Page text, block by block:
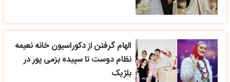
الهام گرفتن از دکوراسیون خانه نعیمه
نظام دوست تا سپیده بزمی پور در
بلژیک